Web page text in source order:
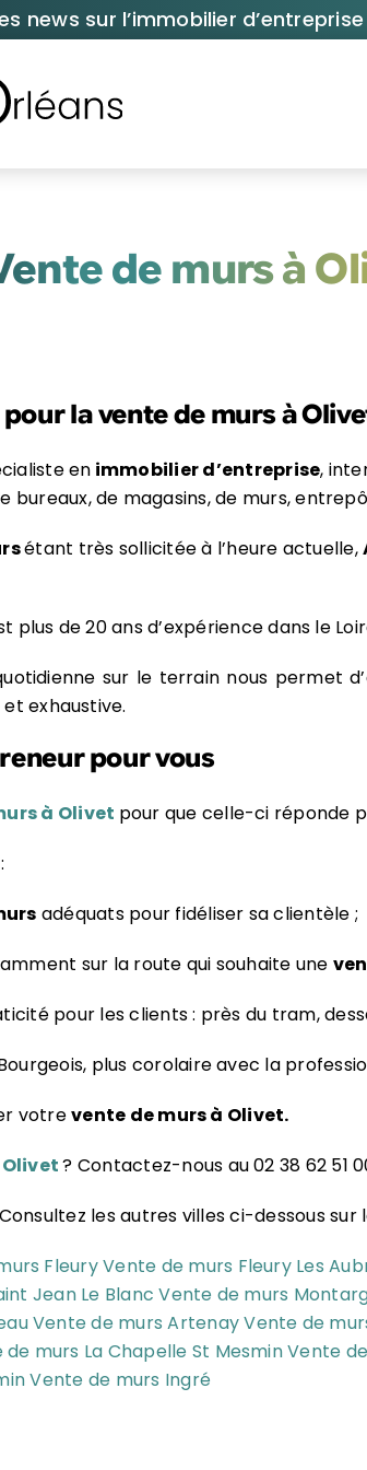
news sur l’immobilier
de murs à
la vente de murs à
en immobilier d’entreprise,
bureaux, de magasins, de murs,
étant très sollicitée à l’heure actuelle,
plus de 20 ans d’expérience dans le
sur le terrain nous permet
exhaustive.
pour vous
à Olivet pour que celle-ci réponde
adéquats pour fidéliser sa clientèle ;
sur la route qui souhaite une
pour les clients : près du tram,
plus corolaire avec la
votrevente de murs à Olivet.
? Contactez-nous au 02 38 62 51
les autres villes ci-dessous sur
FleuryVente de murs Fleury Les
Jean Le Blanc Vente de murs
Vente de murs ArtenayVente de
de murs La Chapelle St MesminVente
Vente de murs Ingré